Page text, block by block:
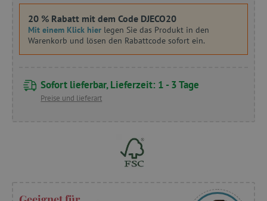
20 % Rabatt mit dem Code DJECO20
Mit einem Klick hier legen Sie das Produkt in den
Warenkorb und lösen den Rabattcode sofort ein.
Sofort lieferbar, Lieferzeit: 1 - 3 Tage
Preise und lieferart